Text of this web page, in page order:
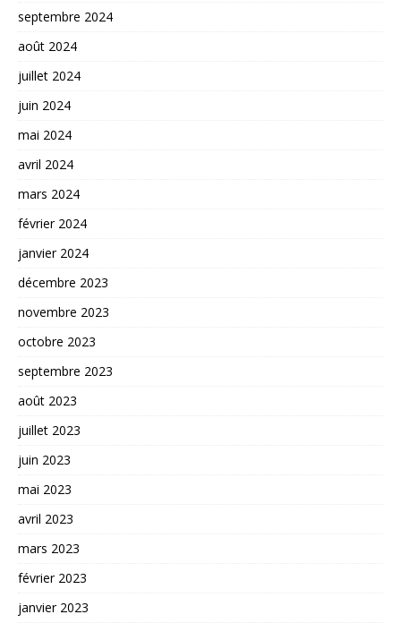
septembre 2024
août 2024
juillet 2024
juin 2024
mai 2024
avril 2024
mars 2024
février 2024
janvier 2024
décembre 2023
novembre 2023
octobre 2023
septembre 2023
août 2023
juillet 2023
juin 2023
mai 2023
avril 2023
mars 2023
février 2023
janvier 2023